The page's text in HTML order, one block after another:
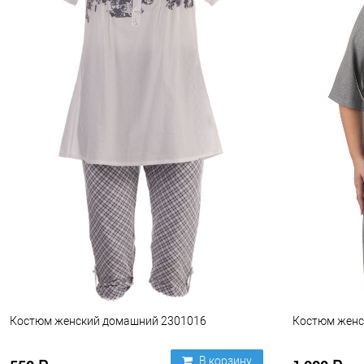
Костюм женский домашний 2301016
В корзину
Костюм